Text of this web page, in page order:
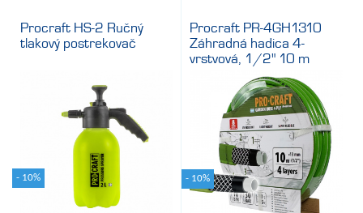
Procraft HS-2 Ručný
tlakový postrekovač
- 10%
Procraft PR-4GH1310
Záhradná hadica 4-
vrstvová, 1/2" 10 m
- 10%